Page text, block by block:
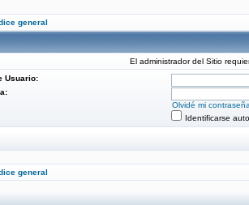
general
El administrador del Sitio
Usuario:
Olvidé mi contraseña
Identificarse
general